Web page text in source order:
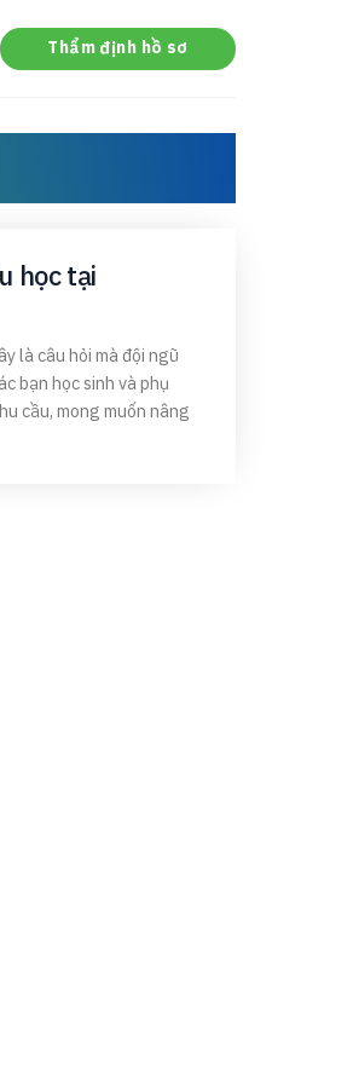
Thẩm định hồ sơ
học tại
là câu hỏi mà đội ngũ
bạn học sinh và phụ
cầu, mong muốn nâng